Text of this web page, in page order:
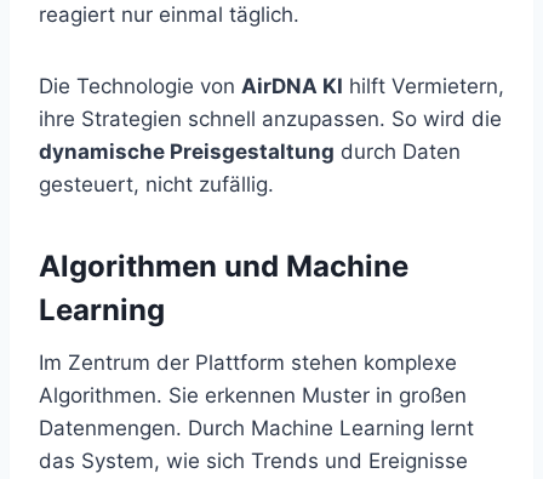
reagiert nur einmal täglich.
Die Technologie von AirDNA KI hilft Vermietern,
ihre Strategien schnell anzupassen. So wird die
dynamische Preisgestaltung durch Daten
gesteuert, nicht zufällig.
Algorithmen und Machine
Learning
Im Zentrum der Plattform stehen komplexe
Algorithmen. Sie erkennen Muster in großen
Datenmengen. Durch Machine Learning lernt
das System, wie sich Trends und Ereignisse